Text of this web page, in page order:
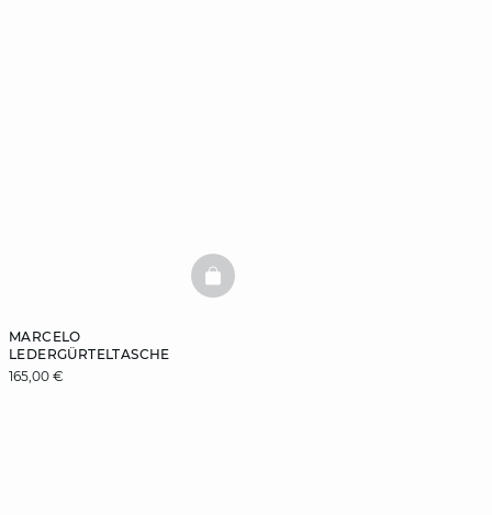
MARCELO
LEDERGÜRTELTASCHE
165,00 €
BASKETFULL